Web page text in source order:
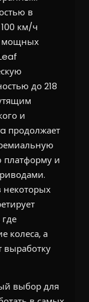
в
км/ч
мощных
до 218
и
продолжает
платформу и
некоторых
колеса, а
выработку
выбор для